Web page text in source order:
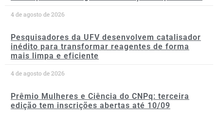
4 de agosto de 2026
Pesquisadores da UFV desenvolvem catalisador
inédito para transformar reagentes de forma
mais limpa e eficiente
4 de agosto de 2026
Prêmio Mulheres e Ciência do CNPq: terceira
edição tem inscrições abertas até 10/09